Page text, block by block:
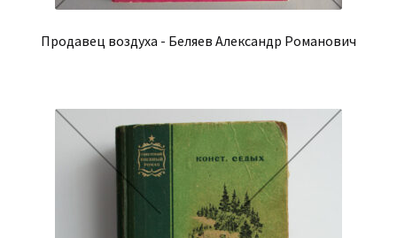
Продавец воздуха - Беляев Александр Романович